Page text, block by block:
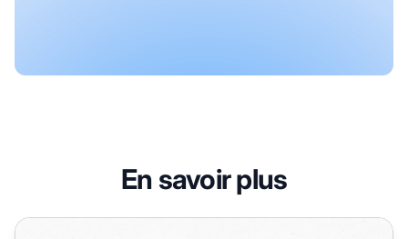
En savoir plus
Qu'est-ce qu'une bannière HTML ? Guide complet des